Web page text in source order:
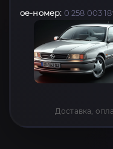
oe-номер: 0 258 003
Доставка,